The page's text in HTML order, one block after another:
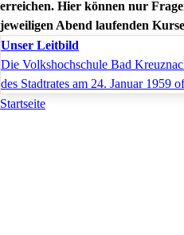
erreichen. Hier können nur
jeweiligen Abend laufenden
Unser Leitbild
Die Volkshochschule Bad
des Stadtrates am 24. Januar 1959
Startseite